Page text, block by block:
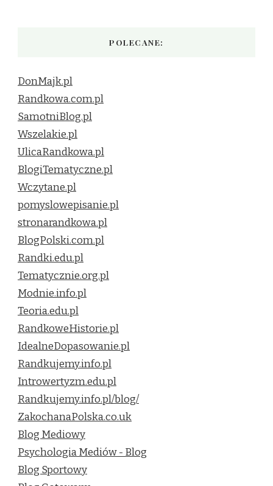
POLECANE:
DonMajk.pl
Randkowa.com.pl
SamotniBlog.pl
Wszelakie.pl
UlicaRandkowa.pl
BlogiTematyczne.pl
Wczytane.pl
pomyslowepisanie.pl
stronarandkowa.pl
BlogPolski.com.pl
Randki.edu.pl
Tematycznie.org.pl
Modnie.info.pl
Teoria.edu.pl
RandkoweHistorie.pl
IdealneDopasowanie.pl
Randkujemy.info.pl
Introwertyzm.edu.pl
Randkujemy.info.pl/blog/
ZakochanaPolska.co.uk
Blog Mediowy
Psychologia Mediów - Blog
Blog Sportowy